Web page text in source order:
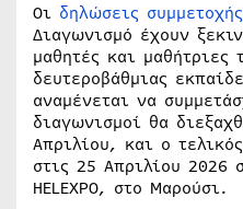
Οι δηλώσεις συμμετοχής
Διαγωνισμό έχουν
μαθητές και μαθήτριες
δευτεροβάθμιας
αναμένεται να
διαγωνισμοί θα
Απριλίου, και ο
στις 25 Απριλίου 2026
HELEXPO, στο Μαρούσι.